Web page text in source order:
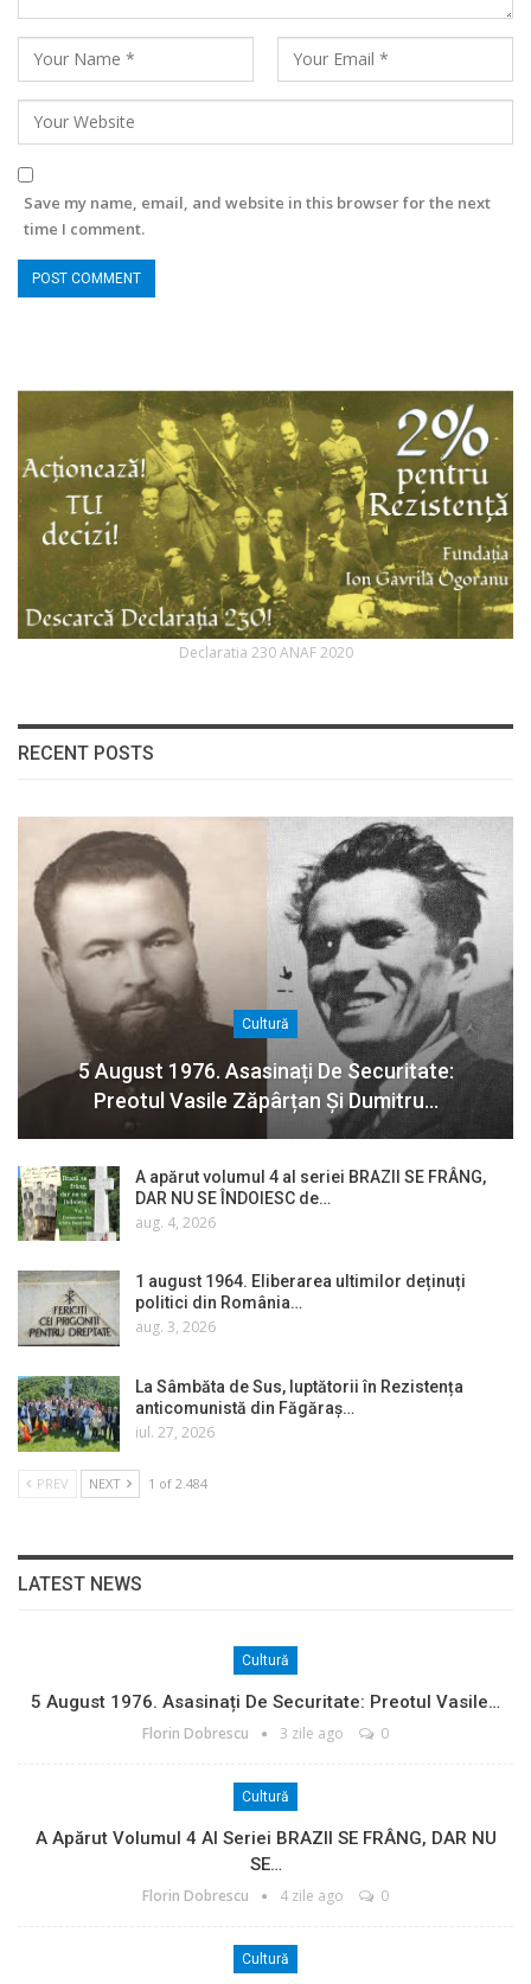
Save my name, email, and website in this browser for the next
time I comment.
Declaratia 230 ANAF 2020
RECENT POSTS
Cultură
5 August 1976. Asasinați De Securitate:
Preotul Vasile Zăpârțan Și Dumitru…
A apărut volumul 4 al seriei BRAZII SE FRÂNG,
DAR NU SE ÎNDOIESC de…
aug. 4, 2026
1 august 1964. Eliberarea ultimilor deținuți
politici din România…
aug. 3, 2026
La Sâmbăta de Sus, luptătorii în Rezistența
anticomunistă din Făgăraș…
iul. 27, 2026
PREV NEXT 1 of 2.484
LATEST NEWS
Cultură
5 August 1976. Asasinați De Securitate: Preotul Vasile…
Florin Dobrescu 3 zile ago 0
Cultură
A Apărut Volumul 4 Al Seriei BRAZII SE FRÂNG, DAR NU
SE…
Florin Dobrescu 4 zile ago 0
Cultură